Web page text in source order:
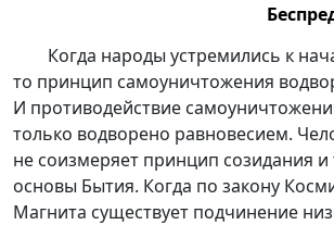
Беспредельность I, 224.
Когда народы устремились к
то принцип самоуничтожения
И противодействие
только водворено равновесием.
не соизмеряет принцип созидания
основы Бытия. Когда по закону
Магнита существует подчинение